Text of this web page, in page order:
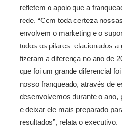
refletem o apoio que a
rede. “Com toda certeza
envolvem o marketing e o
todos os pilares relacionados a
fizeram a diferença no ano de
que foi um grande diferencial
nosso franqueado, através de
desenvolvemos durante o ano,
e deixar ele mais preparado
resultados”, relata o executivo.